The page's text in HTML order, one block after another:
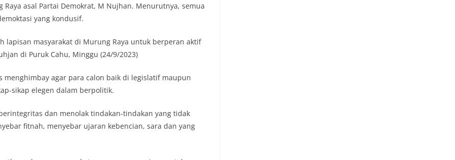
asal Partai Demokrat, M Nujhan. Menurutnya, semua
yang kondusif.
lapisan masyarakat di Murung Raya untuk berperan aktif
di Puruk Cahu, Minggu (24/9/2023)
menghimbay agar para calon baik di legislatif maupun
sikap elegen dalam berpolitik.
dan menolak tindakan-tindakan yang tidak
fitnah, menyebar ujaran kebencian, sara dan yang